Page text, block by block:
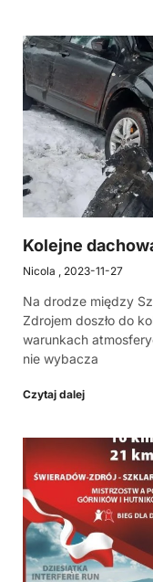
Kolejne
Nicola 2023-11-27
Na drodze między
Zdrojem doszło do
warunkach
nie wybacza
Czytaj dalej